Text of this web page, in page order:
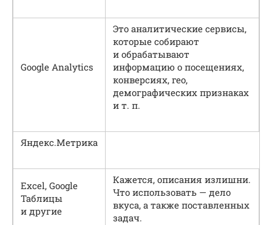
Google Analytics
Это аналитические сервисы,
которые собирают
и обрабатывают
информацию о посещениях,
конверсиях, гео,
демографических признаках
и т. п.
Яндекс.Метрика
Excel, Google
Таблицы
и другие
Кажется, описания излишни.
Что использовать — дело
вкуса, а также поставленных
задач.